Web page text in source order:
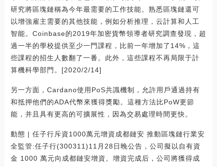
研究將區塊鏈稱為今年最需要的工作技能。熟悉區塊鏈還可
以增強雇主需要的其他技能，例如分析推理，云計算和人工
智能。Coinbase的2019年加密貨幣領導者研究調查發現，超
過一半的學校提供至少一門課程，比前一年增加了14%，這
些課程的招生人數翻了一番。此外，這些課程不再局限于計
算機科學部門。[2020/2/14]
另一方面，Cardano使用PoS共識機制，允許用戶通過持有
和抵押他們的ADA代幣來獲得獎勵。這種方法比PoW更節
能，并且具有更高的可擴展性，因為交易處理時間更快。
動態 | 任子行斥資1000萬元增資成都鏈安 推動區塊鏈行業安
全監管:任子行(300311)11月28日晚公告，公司擬以自有資
金 1000 萬元向成都鏈安增資。增資完成后，公司將獲得成